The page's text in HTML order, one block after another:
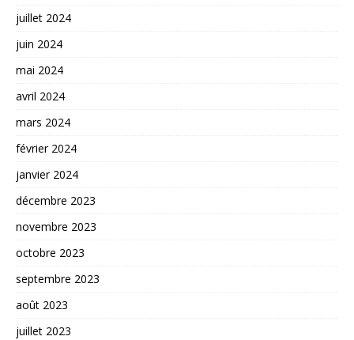
juillet 2024
juin 2024
mai 2024
avril 2024
mars 2024
février 2024
janvier 2024
décembre 2023
novembre 2023
octobre 2023
septembre 2023
août 2023
juillet 2023